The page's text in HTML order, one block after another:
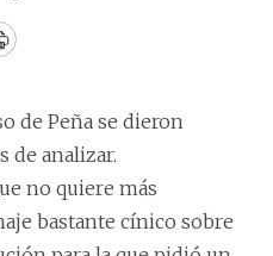
de Peña se dieron
de analizar.
no quiere más
bastante cínico sobre